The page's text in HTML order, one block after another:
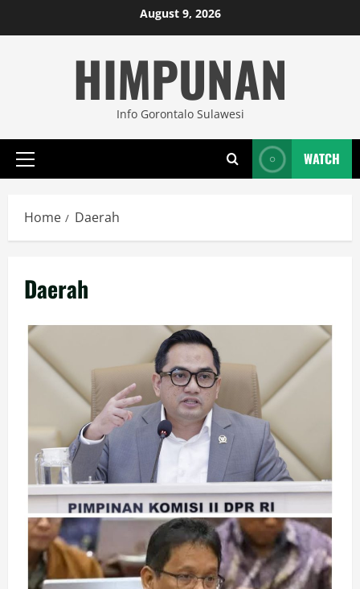
to
August 9, 2026
HIMPUNAN
Info Gorontalo Sulawesi
Primary
WATCH
Home Daerah
Daerah